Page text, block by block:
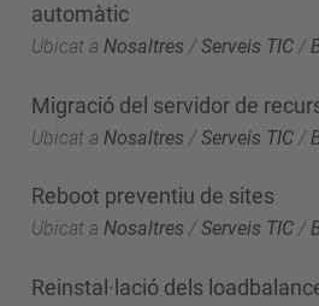
automàtic
Ubicat a Nosaltres /Serveis TIC /
Migració del servidor de
Ubicat a Nosaltres /Serveis TIC /
Reboot preventiu de sites
Ubicat a Nosaltres /Serveis TIC /
Reinstal·lació dels